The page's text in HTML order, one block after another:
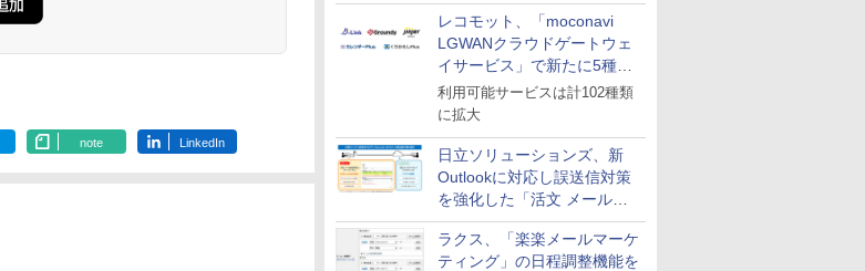
レコモット、「moconavi
LGWANクラウドゲートウェ
イサービス」で新たに5種類
のサービスと連携開始
利用可能サービスは計102種類
に拡大
日立ソリューションズ、新
Outlookに対応し誤送信対策
を強化した「活文 メール誤
送信防止アドインサービス」
を提供
ラクス、「楽楽メールマーケ
ティング」の日程調整機能を
note LinkedIn